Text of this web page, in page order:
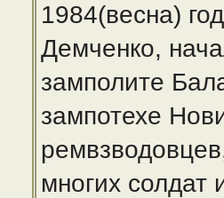
1984(весна)
Демченко,
замполите
зампотехе
многих солдат